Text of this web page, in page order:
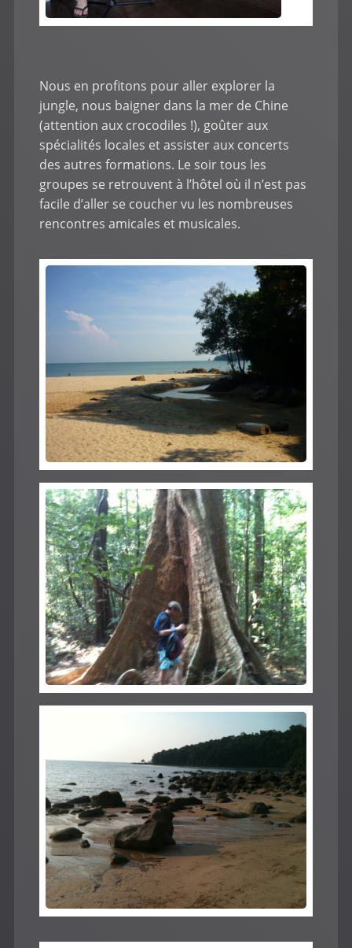
Nous en profitons pour aller explorer la
jungle, nous baigner dans la mer de Chine
(attention aux crocodiles !), goûter aux
spécialités locales et assister aux concerts
des autres formations. Le soir tous les
groupes se retrouvent à l’hôtel où il n’est pas
facile d’aller se coucher vu les nombreuses
rencontres amicales et musicales.